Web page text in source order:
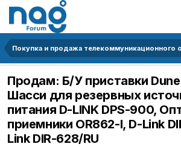
Продам: Б/У приставки Dune
Шасси для резервных
питания D-LINK DPS-900,
приемники OR862-I, D-Link
Link DIR-628/RU